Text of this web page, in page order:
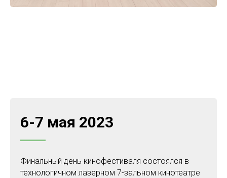
6-7 мая 2023
Финальный день кинофестиваля состоялся в
технологичном лазерном 7-зальном кинотеатре